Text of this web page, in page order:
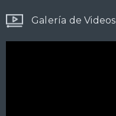
Galería de Videos